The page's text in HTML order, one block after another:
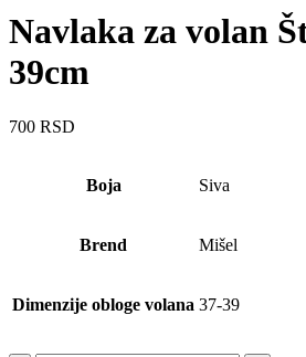
Navlaka za volan
39cm
700 RSD
Boja Siva
Brend Mišel
Dimenzije obloge volana 37-39